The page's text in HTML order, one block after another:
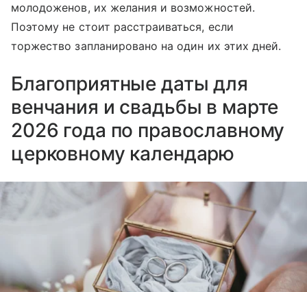
молодоженов, их желания и возможностей.
Поэтому не стоит расстраиваться, если
торжество запланировано на один их этих дней.
Благоприятные даты для
венчания и свадьбы в марте
2026 года по православному
церковному календарю